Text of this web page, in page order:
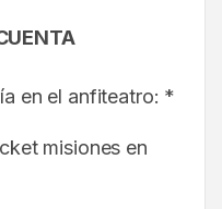
en el anfiteatro: *
misiones en